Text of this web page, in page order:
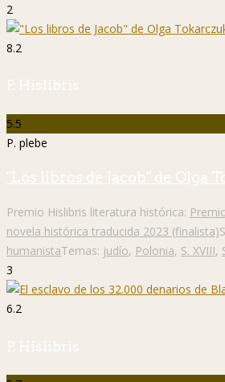
2
8.2
P. Hislibris
5.5
P. plebe
"Los libros de Jacob" de Olga
Premio Hislibris literatura histórica:
novela histórica traducida 2023 (finalista)
humanistaTemas: judío, Polonia, S. XVIII,
3
6.2
P. Hislibris